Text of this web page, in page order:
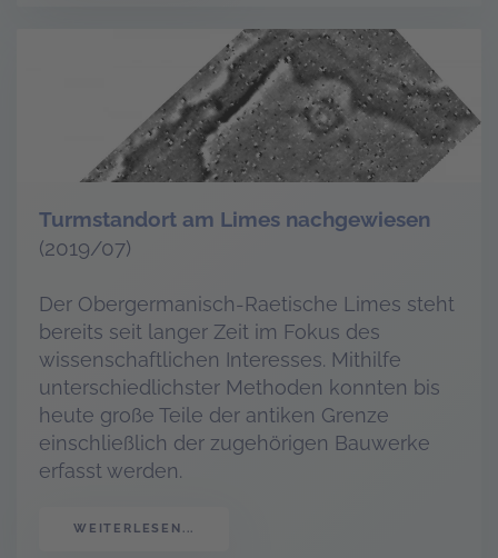
Turmstandort am Limes nachgewiesen
(2019/07)
Der Obergermanisch-Raetische Limes steht
bereits seit langer Zeit im Fokus des
wissenschaftlichen Interesses. Mithilfe
unterschiedlichster Methoden konnten bis
heute große Teile der antiken Grenze
einschließlich der zugehörigen Bauwerke
erfasst werden.
WEITERLESEN...